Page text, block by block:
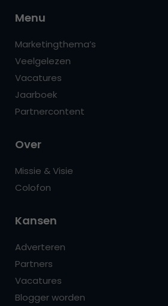
Menu
Marketingthema’s
Veelgelezen
Vacatures
Jaarboek
Partnercontent
Over
Missie & Visie
Colofon
Kansen
Adverteren
Partners
Vacatures
Blogger worden